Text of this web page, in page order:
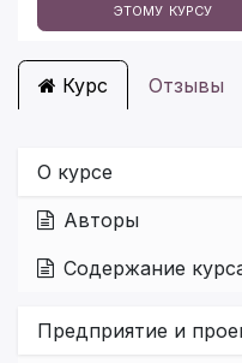
этому курсу
Курс Отзывы
О курсе
Авторы
Содержание
Предприятие и